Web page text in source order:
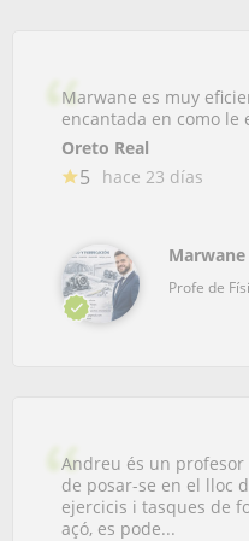
Marwane es muy
encantada en como le
Oreto Real
5 hace 23 días
Marwane
Profe de
Andreu és un
de posar-se en el lloc
ejercicis i tasques de
açó, es pode...